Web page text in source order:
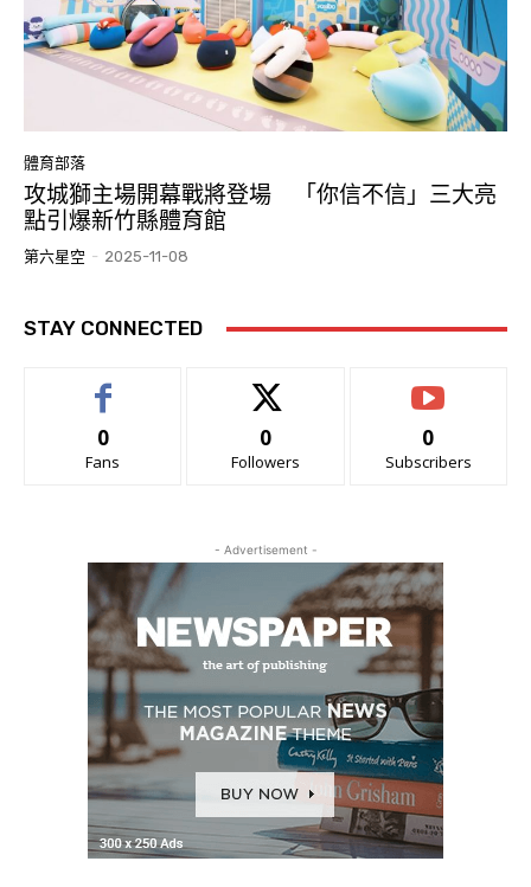
體育部落
攻城獅主場開幕戰將登場 「你信不信」三大亮
點引爆新竹縣體育館
第六星空 - 2025-11-08
STAY CONNECTED
0
Fans
0
Followers
0
Subscribers
- Advertisement -